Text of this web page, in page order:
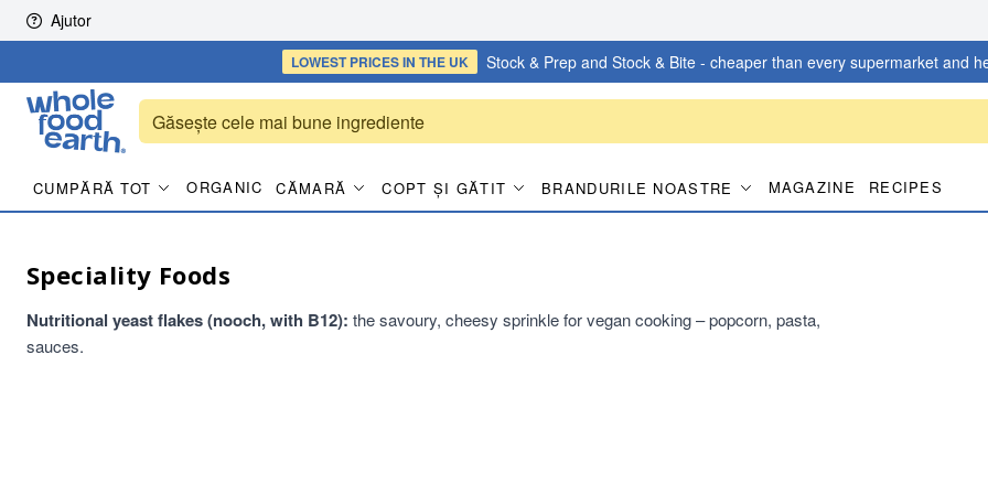
Skip to content
Ajutor
LOWEST PRICESIN THE UK Stock & Prep and Stock & Bite - cheaper than every supermarket and
CUMPĂRĂ TOT ORGANIC CĂMARĂ COPT ȘI GĂTIT BRANDURILE NOASTRE MAGAZINE RECIPES
Speciality Foods
Nutritional yeast flakes (nooch, with B12): the savoury, cheesy sprinkle for vegan cooking – popcorn, pasta,
sauces.